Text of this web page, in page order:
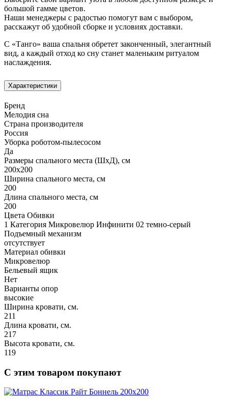
большой гамме цветов.
Наши менеджеры с радостью помогут вам с выбором,
расскажут об удобной сборке и условиях доставки.
С «Танго» ваша спальня обретет законченный, элегантный
вид, а каждый отход ко сну станет маленьким ритуалом
наслаждения.
Характеристики
Бренд
Мелодия сна
Страна производителя
Россия
Уборка роботом-пылесосом
Да
Размеры спального места (ШхД), см
200х200
Ширина спального места, см
200
Длина спального места, см
200
Цвета Обивки
1 Категория Микровелюр Инфинити 02 темно-серый
Подъемный механизм
отсутствует
Материал обивки
Микровелюр
Бельевый ящик
Нет
Варианты опор
высокие
Ширина кровати, см.
211
Длина кровати, см.
217
Высота кровати, см.
119
С этим товаром покупают